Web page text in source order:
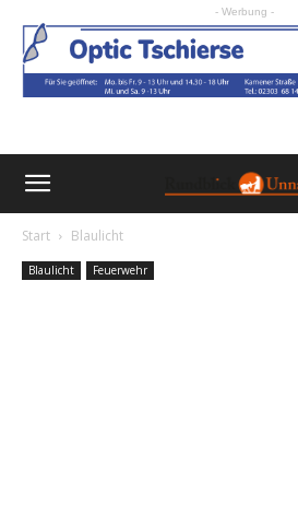
- Werbung -
Start Blaulicht
Blaulicht Feuerwehr